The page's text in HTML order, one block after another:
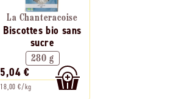
La Chanteracoise
Biscottes bio sans
sucre
280 g
5,04 €
18,00 €/kg